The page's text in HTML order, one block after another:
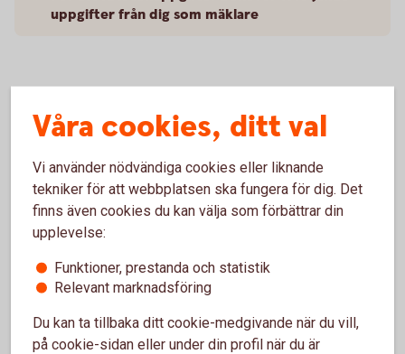
uppgifter från dig som mäklare
Avnotering av pant
Begäran om avnotering av pant på bostadsrätt
skickas av oss cirka 1 vecka efter att lån har blivit
löst.
Avnotering av gamla pantsättningar
Om det vid försäljning upptäcks att det ligger
gammal pant mot objektet kontaktar ni oss för
handläggning av ärendet.
Våra cookies, ditt val
Vi använder nödvändiga cookies eller liknande
tekniker för att webbplatsen ska fungera för dig. Det
finns även cookies du kan välja som förbättrar din
upplevelse:
Funktioner, prestanda och statistik
Relevant marknadsföring
Du kan ta tillbaka ditt cookie-medgivande när du vill,
på cookie-sidan eller under din profil när du är